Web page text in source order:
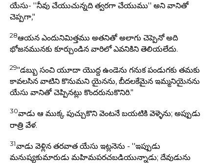
యేసు- ''నీవు చేయుచున్నది త్వరగా చేయుము'' అని వానితో
చెప్పగా,"
28ఆయన ఎందునిమిత్తము అతనితో అలాగు చెప్పెనో అది
భోజనమునకు కూర్చుండిన వారిలో ఎవనికిని తెలియలేదు.
29"డబ్బు సంచి యూదా యొద్ద ఉండెను గనుక పండుగకు తమకు
కావలసిన వాటిని కొనుమని యైనను, బీదలకేమైన ఇమ్మనియైనను
యేసు వానితో చెప్పినట్లు కొందరునుకొనిరి."
30వాడు ఆ ముక్క పుచ్చుకొని వెంటనే బయటికి వెళ్ళెను; అప్పుడు
రాత్రి వేళ.
31వాడు వెళ్లిన తరవాత యేసు ఇట్లనెను - ''ఇప్పుడు
మనుష్యకుమారుడు మహిమపరచబడియున్నాడు; దేవుడును